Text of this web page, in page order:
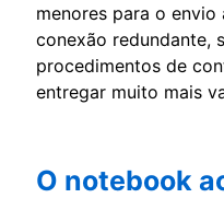
menores para o
conexão redundante,
procedimentos de
entregar muito mais
O notebook